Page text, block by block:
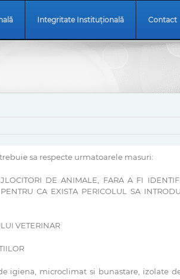
Integritate Instituțională Contact
sa respecte urmatoarele masuri:
DE ANIMALE, FARA A FI
CA EXISTA PERICOLUL SA
VETERINAR
igiena, microclimat si bunastare, izolate